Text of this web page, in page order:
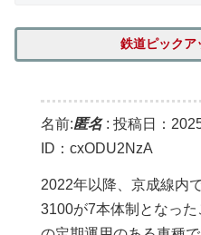
鉄道ピックア
名前:匿名: 投稿日：
ID：cxODU2NzA
2022年以降、京成線内
3100が7本体制となっ